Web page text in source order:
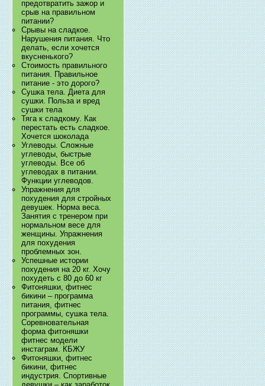
предотвратить зажор и
срыв на правильном
питании?
Срывы на сладкое.
Нарушения питания. Что
делать, если хочется
вкусненького?
Стоимость правильного
питания. Правильное
питание - это дорого?
Сушка тела. Диета для
сушки. Польза и вред
сушки тела
Тяга к сладкому. Как
перестать есть сладкое.
Хочется шоколада
Углеводы. Сложные
углеводы, быстрые
углеводы. Все об
углеводах в питании.
Функции углеводов.
Упражнения для
похудения для стройных
девушек. Норма веса.
Занятия с тренером при
нормальном весе для
женщины. Упражнения
для похудения
проблемных зон.
Успешные истории
похудения на 20 кг. Хочу
похудеть с 80 до 60 кг
Фитоняшки, фитнес
бикини – программа
питания, фитнес
программы, сушка тела.
Соревновательная
форма фитоняшки
фитнес модели
инстаграм. КБЖУ
Фитоняшки, фитнес
бикини, фитнес
индустрия. Спортивные